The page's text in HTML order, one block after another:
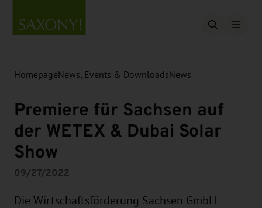
Open
HomepageNews, Events & DownloadsNews
Premiere für Sachsen auf
der WETEX & Dubai Solar
Show
09/27/2022
Die Wirtschaftsförderung Sachsen GmbH